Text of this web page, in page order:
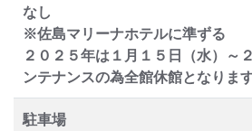
なし
※佐島マリーナホテルに準ずる
２０２５年は１月１５日（水）～
ンテナンスの為全館休館となりま
駐車場